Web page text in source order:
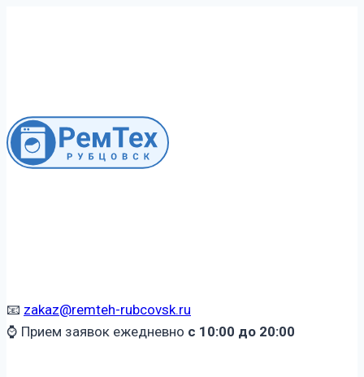
📧 zakaz@remteh-rubcovsk.ru
⌚ Прием заявок ежедневно с 10:00 до 20:00